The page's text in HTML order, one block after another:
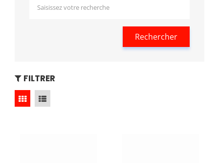
Rechercher
FILTRER